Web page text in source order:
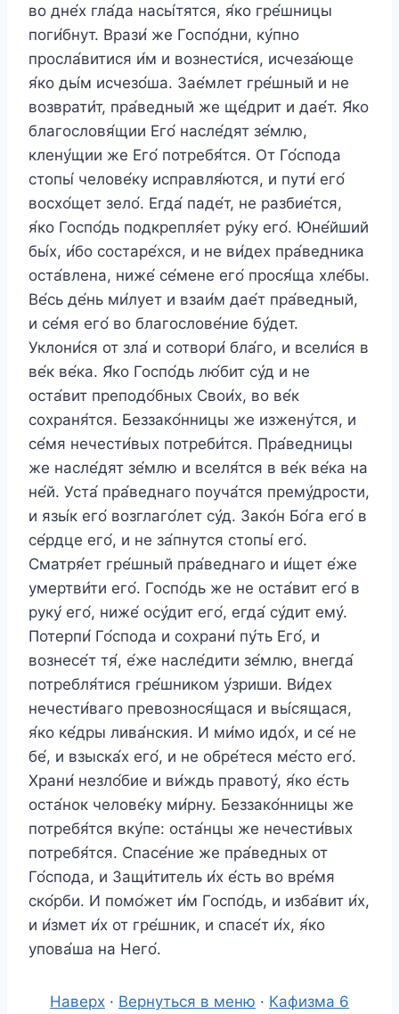
во дне́х гла́да насы́тятся, я́ко гре́шницы
поги́бнут. Врази́ же Госпо́дни, ку́пно
просла́витися и́м и вознести́ся, исчеза́юще
я́ко ды́м исчезо́ша. Зае́млет гре́шный и не
возврати́т, пра́ведный же ще́дрит и дае́т. Я́ко
благословя́щии Его́ насле́дят зе́млю,
клену́щии же Его́ потребя́тся. От Го́спода
стопы́ челове́ку исправля́ются, и пути́ его́
восхо́щет зело́. Егда́ паде́т, не разбие́тся,
я́ко Госпо́дь подкрепля́ет ру́ку его́. Юне́йший
бы́х, и́бо состаре́хся, и не ви́дех пра́ведника
оста́влена, ниже́ се́мене его́ прося́ща хле́бы.
Ве́сь де́нь ми́лует и взаи́м дае́т пра́ведный,
и се́мя его́ во благослове́ние бу́дет.
Уклони́ся от зла́ и сотвори́ бла́го, и всели́ся в
ве́к ве́ка. Я́ко Госпо́дь лю́бит су́д и не
оста́вит преподо́бных Свои́х, во ве́к
сохраня́тся. Беззако́нницы же изжену́тся, и
се́мя нечести́вых потреби́тся. Пра́ведницы
же насле́дят зе́млю и вселя́тся в ве́к ве́ка на
не́й. Уста́ пра́веднаго поуча́тся прему́дрости,
и язы́к его́ возглаго́лет су́д. Зако́н Бо́га его́ в
се́рдце его́, и не за́пнутся стопы́ его́.
Сматря́ет гре́шный пра́веднаго и и́щет е́же
умертви́ти его́. Госпо́дь же не оста́вит его́ в
руку́ его́, ниже́ осу́дит его́, егда́ су́дит ему́.
Потерпи́ Го́спода и сохрани́ пу́ть Его́, и
вознесе́т тя́, е́же насле́дити зе́млю, внегда́
потребля́тися гре́шником у́зриши. Ви́дех
нечести́ваго превознося́щася и вы́сящася,
я́ко ке́дры лива́нския. И ми́мо идо́х, и се́ не
бе́, и взыска́х его́, и не обре́теся ме́сто его́.
Храни́ незло́бие и ви́ждь правоту́, я́ко е́сть
оста́нок челове́ку ми́рну. Беззако́нницы же
потребя́тся вку́пе: оста́нцы же нечести́вых
потребя́тся. Спасе́ние же пра́ведных от
Го́спода, и Защи́титель и́х е́сть во вре́мя
ско́рби. И помо́жет и́м Госпо́дь, и изба́вит и́х,
и и́змет и́х от гре́шник, и спасе́т и́х, я́ко
упова́ша на Него́.
Наверх · Вернуться в меню · Кафизма 6